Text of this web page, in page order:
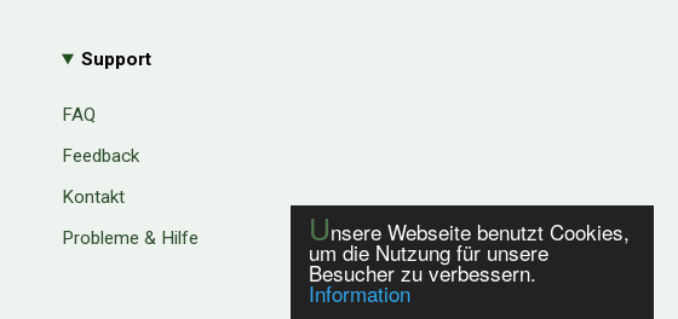
Unsere Webseite benutzt Cookies,
um die Nutzung für unsere
Besucher zu verbessern.
Information
Support
FAQ
Feedback
Kontakt
Probleme & Hilfe